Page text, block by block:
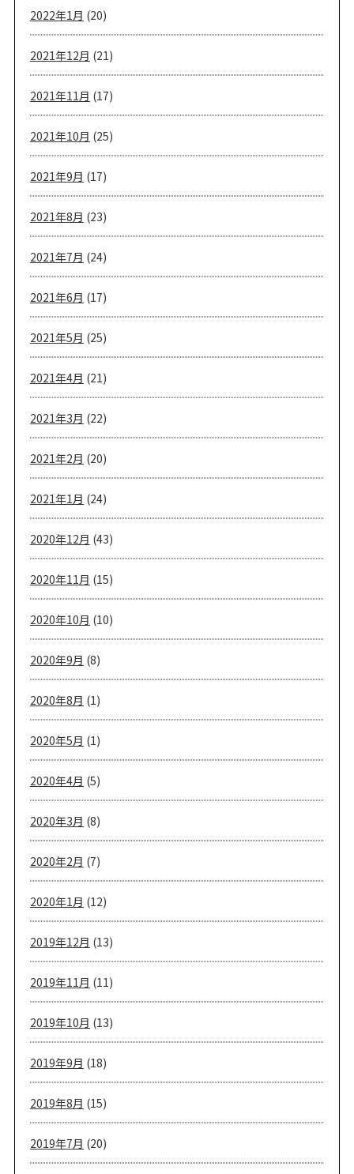
2022年1月 (20)
2021年12月 (21)
2021年11月 (17)
2021年10月 (25)
2021年9月 (17)
2021年8月 (23)
2021年7月 (24)
2021年6月 (17)
2021年5月 (25)
2021年4月 (21)
2021年3月 (22)
2021年2月 (20)
2021年1月 (24)
2020年12月 (43)
2020年11月 (15)
2020年10月 (10)
2020年9月 (8)
2020年8月 (1)
2020年5月 (1)
2020年4月 (5)
2020年3月 (8)
2020年2月 (7)
2020年1月 (12)
2019年12月 (13)
2019年11月 (11)
2019年10月 (13)
2019年9月 (18)
2019年8月 (15)
2019年7月 (20)